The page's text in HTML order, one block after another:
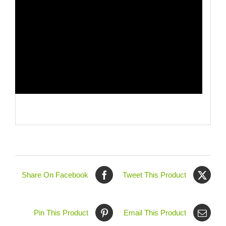
Share On Facebook Tweet This Product
Pin This Product Email This Product